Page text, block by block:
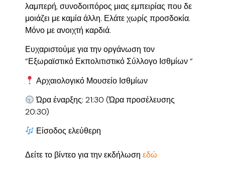
λαμπερή, συνοδοιπόρος μιας εμπειρίας που δε
μοιάζει με καμία άλλη. Ελάτε χωρίς προσδοκία.
Μόνο με ανοιχτή καρδιά.
Ευχαριστούμε για την οργάνωση τον
“Εξωραϊστικό Εκπολιτιστικό Σύλλογο Ισθμίων “
Αρχαιολογικό Μουσείο Ισθμίων
Ώρα έναρξης: 21:30 (Ώρα προσέλευσης
20:30)
Είσοδος ελεύθερη
Δείτε το βίντεο για την εκδήλωση εδώ